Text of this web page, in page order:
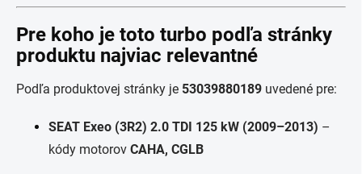
Pre koho je toto turbo podľa stránky
produktu najviac relevantné
Podľa produktovej stránky je 53039880189 uvedené pre:
SEAT Exeo (3R2) 2.0 TDI 125 kW (2009–2013) –
kódy motorov CAHA, CGLB